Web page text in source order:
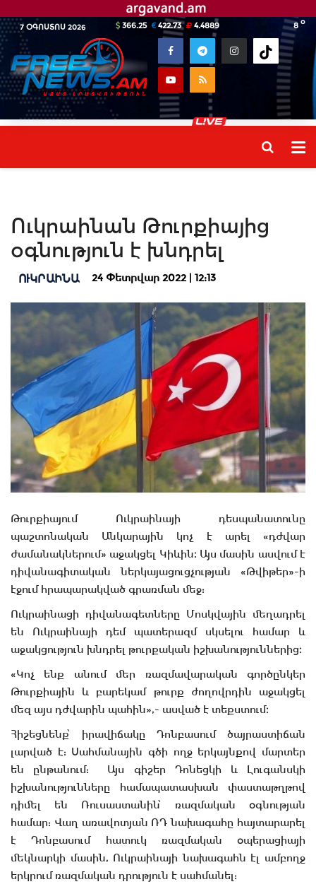
7 ՕԳՈՍՏՈՍ 2026 8 o
366.25 422.73 4.4889
Ուկրաինան Թուրքիայից
օգնություն է խնդրել
ՈՒԿՐԱԻՆԱ 24 Փետրվար 2022 | 12:13
Թուրքիայում Ուկրաինայի դեսպանատունը
պաշտոնական Անկարային կոչ է արել «դժվար
ժամանակներում» աջակցել Կիևին։ Այս մասին ասվում է
դիվանագիտական ներկայացուցչության «Թվիթեր»-ի
էջում հրապարակված գրառման մեջ:
Ուկրաինացի դիվանագետները Մոսկվային մեղադրել
են Ուկրաինայի դեմ պատերազմ սկսելու համար և
աջակցություն խնդրել թուրքական իշխանություններից։
«Կոչ ենք անում մեր ռազմավարական գործընկեր
Թուրքիային և բարեկամ թուրք ժողովրդին աջակցել
մեզ այս դժվարին պահին»,- ասված է տեքստում։
Հիշեցնենք՝ իրավիճակը Դոնբասում ծայրաստիճան
լարված է: Սահմանային գծի ողջ երկայնքով մարտեր
են ընթանում: Այս գիշեր Դոնեցկի և Լուգանսկի
իշխանությունները համապատասխան փաստաթղթով
դիմել են Ռուսաստանին՝ ռազմական օգնության
համար: Վաղ առավոտյան ՌԴ նախագահը հայտարարել
է Դոնբասում հատուկ ռազմական օպերացիայի
մեկնարկի մասին, Ուկրաինայի նախագահն էլ ամբողջ
երկրում ռազմական դրություն է սահմանել: